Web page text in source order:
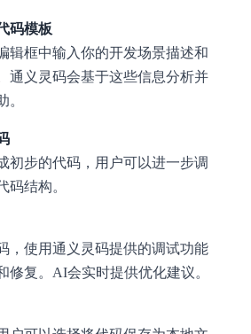
码模板
辑框中输入你的开发场景描述和
通义灵码会基于这些信息分析并
。
初步的代码，用户可以进一步调
码结构。
，使用通义灵码提供的调试功能
修复。AI会实时提供优化建议。